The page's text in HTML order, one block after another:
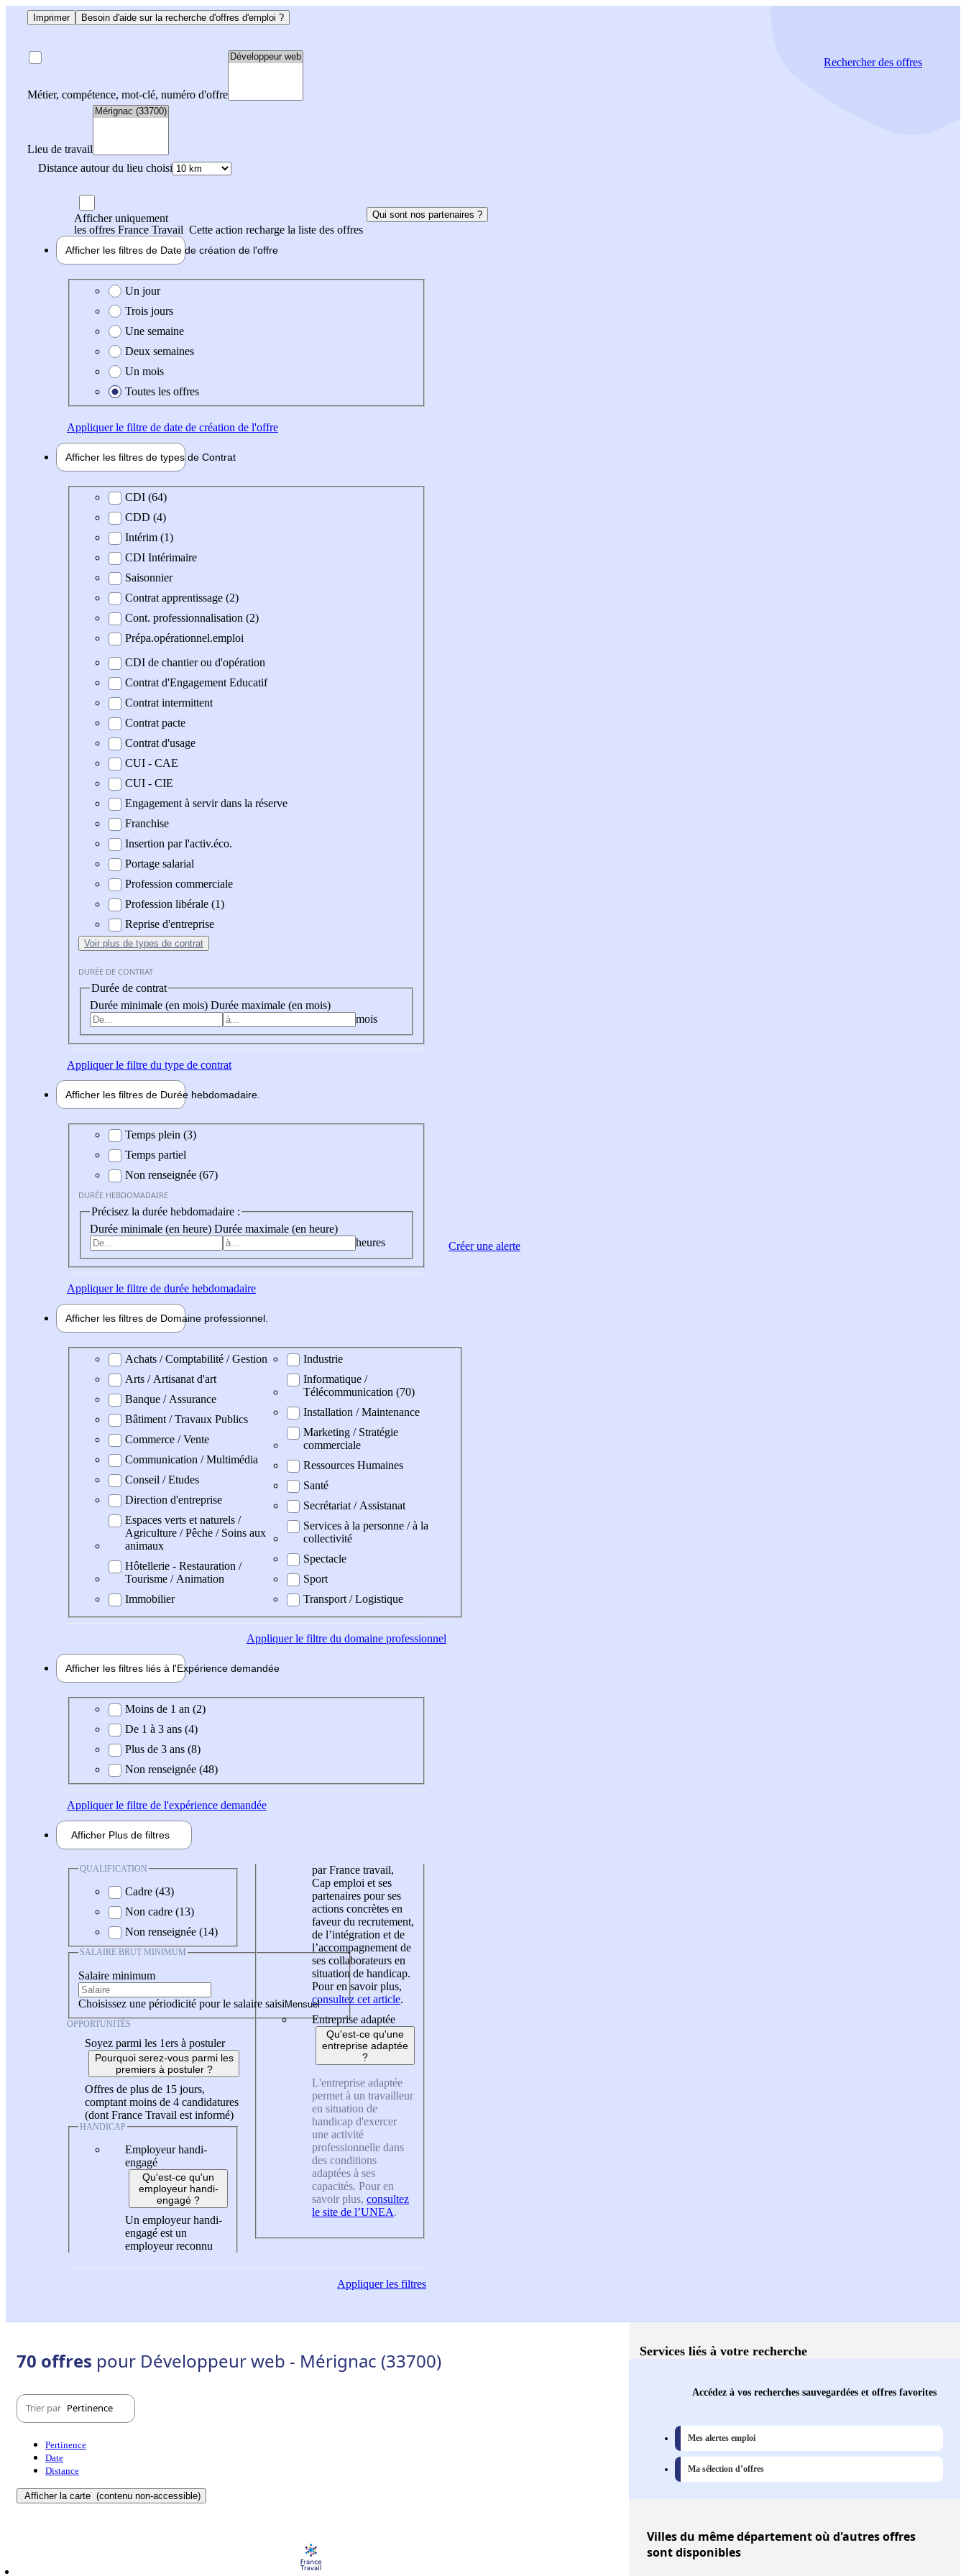
Imprimer Besoin d'aide sur la recherche d'offres d'emploi ?
Métier, compétence, mot-clé, numéro d'offre
Lieu de travail
Distance autour du lieu choisi
Rechercherdes offres
Afficher uniquement
les offres France Travail Cette action recharge la liste des offres
Qui sont nos partenaires ?
Afficher les filtres de Date de création de l'offre
Date de création de l'offre
Un jour
Trois jours
Une semaine
Deux semaines
Un mois
Toutes les offres
Appliquerle filtre de date de création de l'offre
Afficher les filtres de types de Contrat
Type de contratCDI (64)
CDD (4)
Intérim (1)
CDI Intérimaire
Saisonnier
Contrat apprentissage (2)
Cont. professionnalisation (2)
Prépa.opérationnel.emploi
CDI de chantier ou d'opération
Contrat d'Engagement Educatif
Contrat intermittent
Contrat pacte
Contrat d'usage
CUI - CAE
CUI - CIE
Engagement à servir dans la réserve
Franchise
Insertion par l'activ.éco.
Portage salarial
Profession commerciale
Profession libérale (1)
Reprise d'entreprise
Voir plus de types de contrat
DURÉE DE CONTRAT
Durée de contrat
Durée minimale (en mois) Durée maximale (en mois)
mois
Appliquerle filtre du type de contrat
Afficher les filtres de Durée hebdomadaire
Durée hebdomadaire
Temps plein (3)
Temps partiel
Non renseignée (67)
DURÉE HEBDOMADAIRE
Précisez la durée hebdomadaire :
Durée minimale (en heure) Durée maximale (en heure)
heures
Appliquerle filtre de durée hebdomadaire
Afficher les filtres de Domaine professionnel
Domaine professionel
Achats / Comptabilité / Gestion
Arts / Artisanat d'art
Banque / Assurance
Bâtiment / Travaux Publics
Commerce / Vente
Communication / Multimédia
Conseil / Etudes
Direction d'entreprise
Espaces verts et naturels /
Agriculture / Pêche / Soins aux
animaux
Hôtellerie - Restauration /
Tourisme / Animation
Immobilier
Industrie
Informatique /
Télécommunication (70)
Installation / Maintenance
Marketing / Stratégie
commerciale
Ressources Humaines
Santé
Secrétariat / Assistanat
Services à la personne / à la
collectivité
Spectacle
Sport
Transport / Logistique
Appliquerle filtre du domaine professionnel
Afficher les filtres liés à l'Expérience demandée
Expérience demandée
Moins de 1 an (2)
De 1 à 3 ans (4)
Plus de 3 ans (8)
Non renseignée (48)
Appliquerle filtre de l'expérience demandée
Afficher Plus de filtres
QUALIFICATION
Cadre (43)
Non cadre (13)
Non renseignée (14)
SALAIRE BRUT MINIMUM
Salaire minimum
Choisissez une périodicité pour le salaire saisi
OPPORTUNITÉS
Soyez parmi les 1ers à postuler
Pourquoi serez-vous parmi les
premiers à postuler ?
Offres de plus de 15 jours,
comptant moins de 4 candidatures
(dont France Travail est informé)
HANDICAP
Employeur handi-
engagé
Qu'est-ce qu'un
employeur handi-
engagé ?
Un employeur handi-
engagé est un
employeur reconnu
par France travail,
Cap emploi et ses
partenaires pour ses
actions concrètes en
faveur du recrutement,
de l’intégration et de
l’accompagnement de
ses collaborateurs en
situation de handicap.
Pour en savoir plus,
consultez cet article.
Entreprise adaptée
Qu'est-ce qu'une
entreprise adaptée
?
L'entreprise adaptée
permet à un travailleur
en situation de
handicap d'exercer
une activité
professionnelle dans
des conditions
adaptées à ses
capacités. Pour en
savoir plus, consultez
le site de l’UNEA.
Appliquerles filtres
Créer une alerte
70 offres pour Développeur web - Mérignac (33700)
Trier par Pertinence
Pertinence
Date
Distance
Afficher la carte (contenu non-accessible)
Services liés à votre recherche
Accédez à vos recherches sauvegardées et offres favorites
Mes alertes emploi
Ma sélection d’offres
Villesdu même département où d'autres offres
sont disponibles